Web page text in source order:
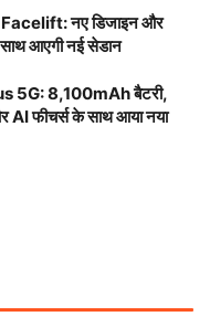
नए डिजाइन और
साथ आएगी नई सेडान
5G: 8,100mAh बैटरी,
AI फीचर्स के साथ आया नया